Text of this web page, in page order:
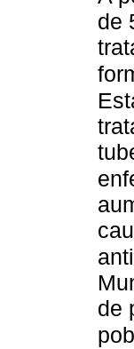
de
de